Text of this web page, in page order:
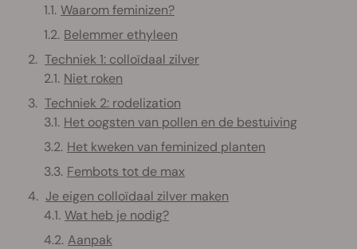
Waarom feminizen?
Belemmer ethyleen
Techniek 1: colloïdaal zilver
Niet roken
Techniek 2: rodelization
Het oogsten van pollen en de bestuiving
Het kweken van feminized planten
Fembots tot de max
Je eigen colloïdaal zilver maken
Wat heb je nodig?
Aanpak